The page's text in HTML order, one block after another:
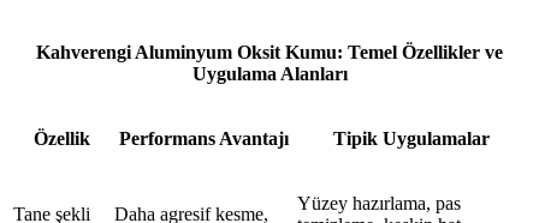
Kahverengi Aluminyum Oksit Kumu: Temel Özellikler ve
Uygulama Alanları
Özellik Performans Avantajı Tipik Uygulamalar
Tane şekli Daha agresif kesme,
Yüzey hazırlama, pas